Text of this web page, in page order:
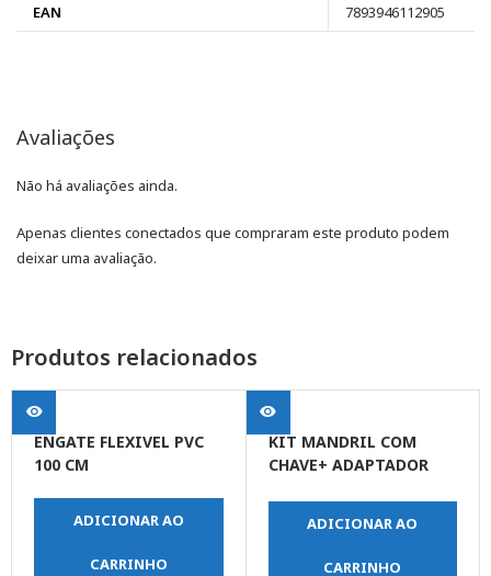
EAN
7893946112905
Avaliações
Não há avaliações ainda.
Apenas clientes conectados que compraram este produto podem
deixar uma avaliação.
Produtos relacionados
ENGATE FLEXIVEL PVC
100 CM
ADICIONAR AO
CARRINHO
KIT MANDRIL COM
CHAVE+ ADAPTADOR
ADICIONAR AO
CARRINHO